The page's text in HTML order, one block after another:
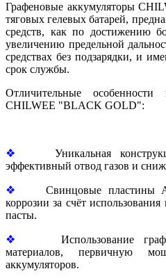
Графеновые аккумуляторы
тяговых гелевых батарей,
средств, как по достижению
увеличению предельной
средствах без подзарядки, и
срок службы.
Отличительные особенности
CHILWEE "BLACK GOLD":
❖Уникальная
эффективный отвод газов и
❖
Свинцовые пластины
коррозии за счёт
пасты.
❖ Использование
материалов, первичную
аккумуляторов.